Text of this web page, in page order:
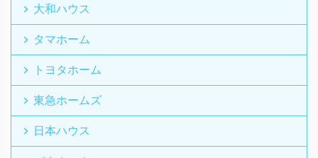
大和ハウス
タマホーム
トヨタホーム
東急ホームズ
日本ハウス